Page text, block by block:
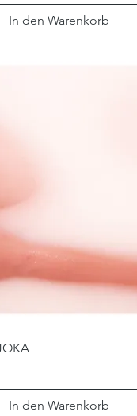
In den Warenkorb
In den Warenkorb